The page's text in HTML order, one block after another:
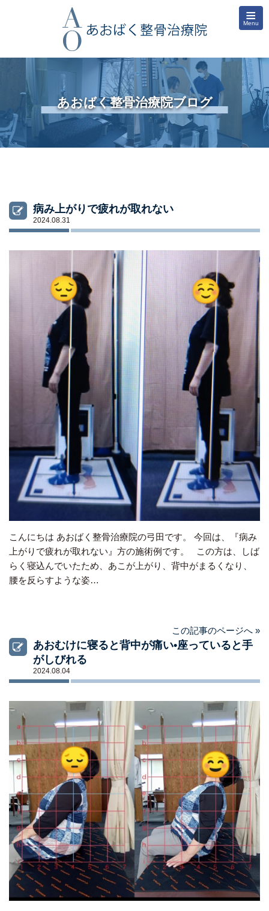
≡
Menu
あおばく整骨治療院ブログ
病み上がりで疲れが取れない
2024.08.31
こんにちは あおばく整骨治療院の弓田です。 今回は、『病み
上がりで疲れが取れない』方の施術例です。 この方は、しば
らく寝込んでいたため、あこが上がり、背中がまるくなり、
腰を反らすような姿…
この記事のページへ »
あおむけに寝ると背中が痛い•座っていると手
がしびれる
2024.08.04